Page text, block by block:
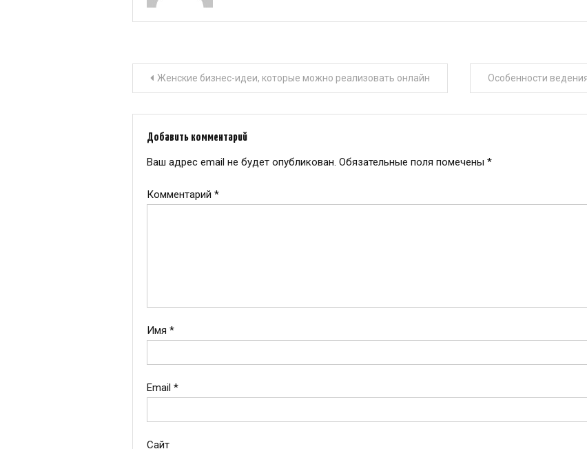
Навигация
по
записям
Женские бизнес-идеи, которые можно реализовать онлайн Особенности
Добавить комментарий
Ваш адрес email не будет опубликован. Обязательные поля помечены *
Комментарий *
Имя *
Email *
Сайт